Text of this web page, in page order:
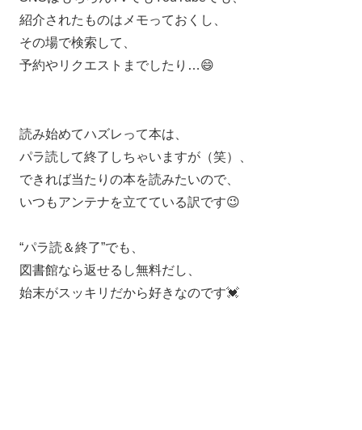
紹介されたものはメモっておくし、
その場で検索して、
予約やリクエストまでしたり…😄
読み始めてハズレって本は、
パラ読して終了しちゃいますが（笑）、
できれば当たりの本を読みたいので、
いつもアンテナを立てている訳です😉
“パラ読＆終了”でも、
図書館なら返せるし無料だし、
始末がスッキリだから好きなのです💓